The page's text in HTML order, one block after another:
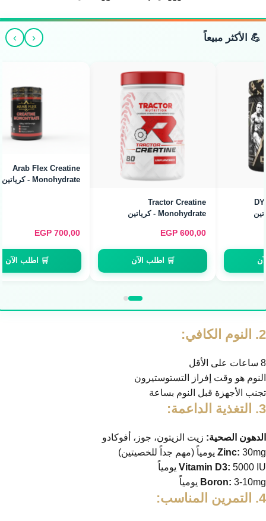
💪 الأكثر مبيعاً ‹
›
Monohydrate - كرياتين
EGP
🛒 اطلب الآن
EGP
🛒 اطلب الآن
2. النوم الكافي:
8 ساعات على الأقل
النوم هو وقت إفراز التستوستيرون
تجنب الأجهزة قبل النوم بساعة
3. التغذية الداعمة:
الدهون الصحية: زيت الزيتون، جوز، أفوكادو
Zinc: 30mg يومياً (مهم جداً للخصيتين)
Vitamin D3: 5000 IU يومياً
Boron: 3-10mg يومياً
4. التمرين المناسب: